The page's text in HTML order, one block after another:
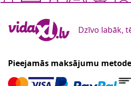
Dzīvo labāk,
Pieejamās maksājumu